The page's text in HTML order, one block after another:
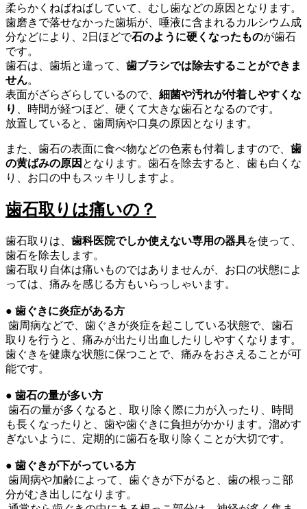
柔らかくねばねばしていて、むし歯などの原因となります。
歯磨きで落せなかった歯垢が、唾液に含まれるカルシウム成
分などにより、2日ほどで石のように硬くなったものが歯石
です。
歯石は、歯垢と違って、 歯ブラシでは除去することができま
せん。
表面がざらざらしているので、 細菌や汚れが付着しやすくな
り
、時間が経つほど、硬くて大きな歯石となるのです。
放置していると、歯周病や口臭の原因となります。
また、歯石の表面に食べ物などの色素も付着しますので、 歯
の黄ばみの原因 となります。歯石を除去すると、歯も白くな
り、お口の中もスッキリしますよ。
歯石取りは痛いの？
歯石取りは、 歯科医院でしか使えない専用の器具を使って、
歯石を除去します。
歯石取り自体は痛いものではありませんが、お口の状態によ
っては、痛みを感じる方もいらっしゃいます。
● 歯ぐきに炎症がある方
歯周病などで、歯ぐきが炎症を起こしている状態で、歯石
取りを行うと、痛みが出たり出血したりしやすくなります。
歯ぐきを健康な状態に保つことで、痛みをおさえることが可
能です。
● 歯石の量が多い方
歯石の量が多くなると、取り除く際に力が入ったり、時間
も長くなったりと、歯や歯ぐきに負担がかかります。溜めす
ぎないように、定期的に歯石を取り除くことが大切です。
● 歯ぐきが下がっている方
歯周病や加齢によって、歯ぐきが下がると、歯の根っこ部
分がむき出しになります。